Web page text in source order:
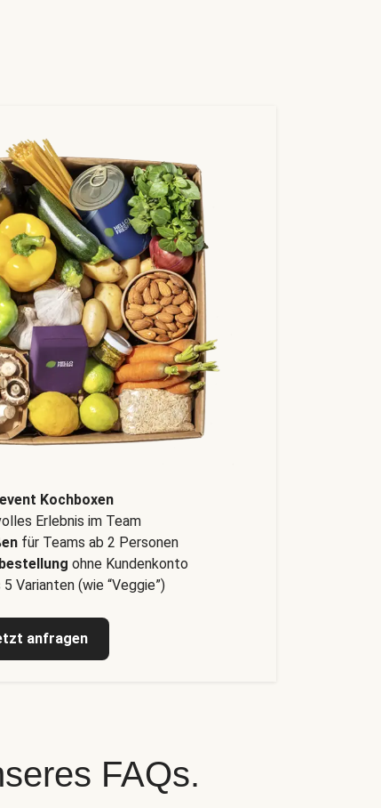
Kochboxen
Erlebnis im Team
für Teams ab 2 Personen
ohne Kundenkonto
Varianten (wie “Veggie”)
anfragen
FAQs.